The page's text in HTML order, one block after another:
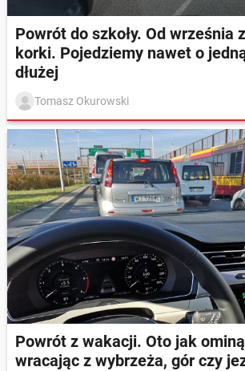
Powrót do szkoły. Od września
korki. Pojedziemy nawet o
dłużej
Tomasz Okurowski
Powrót z wakacji. Oto jak
wracając z wybrzeża, gór czy